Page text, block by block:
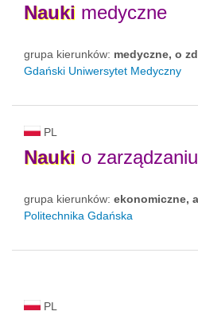
Nauki medyczne
grupa kierunków: medyczne, o
Gdański Uniwersytet Medyczny
PL
Nauki o
grupa kierunków: ekonomiczne,
Politechnika Gdańska
PL